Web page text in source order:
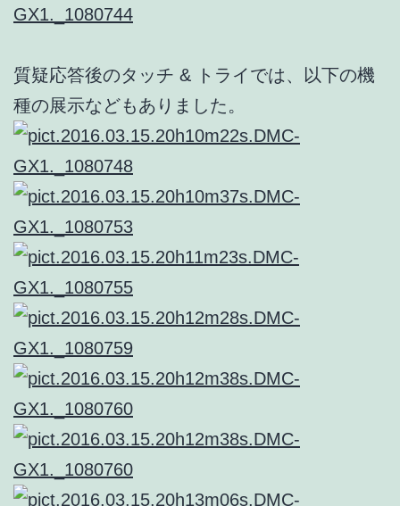
質疑応答後のタッチ & トライでは、以下の機
種の展示などもありました。